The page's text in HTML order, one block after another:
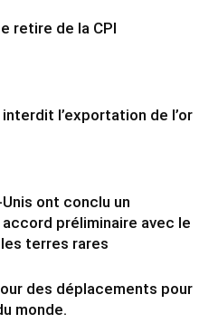
retire de la CPI
interdit l’exportation de l’or
ont conclu un
préliminaire avec le
les terres rares
des déplacements pour
monde.